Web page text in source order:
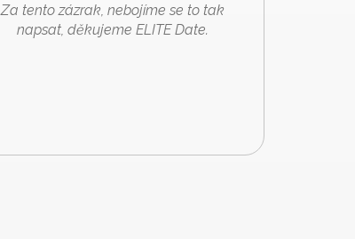
Za tento zázrak, nebojíme se to tak
napsat, děkujeme ELITE Date.